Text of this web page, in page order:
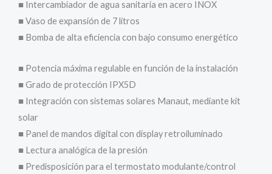
■ Intercambiador de agua sanitaria en acero INOX
■ Vaso de expansión de 7 litros
■ Bomba de alta eficiencia con bajo consumo energético
■ Potencia máxima regulable en función de la instalación
■ Grado de protección IPX5D
■ Integración con sistemas solares Manaut, mediante kit
solar
■ Panel de mandos digital con display retroiluminado
■ Lectura analógica de la presión
■ Predisposición para el termostato modulante/control